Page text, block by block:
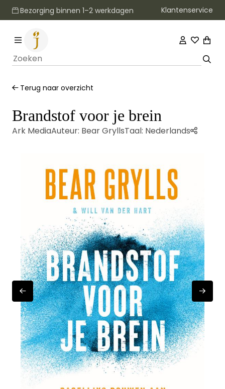
Bezorging binnen 1–2 werkdagen Klantenservice
Terug naar overzicht
Brandstof voor je brein
Ark MediaAuteur: Bear GryllsTaal: Nederlands